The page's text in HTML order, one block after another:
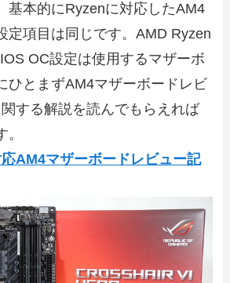
基本的にRyzenに対応したAM4
定項目は同じです。AMD Ryzen
OC設定は使用するマザーボ
ひとまずAM4マザーボードレビ
する解説を読んでもらえれば
AM4マザーボードレビュー記